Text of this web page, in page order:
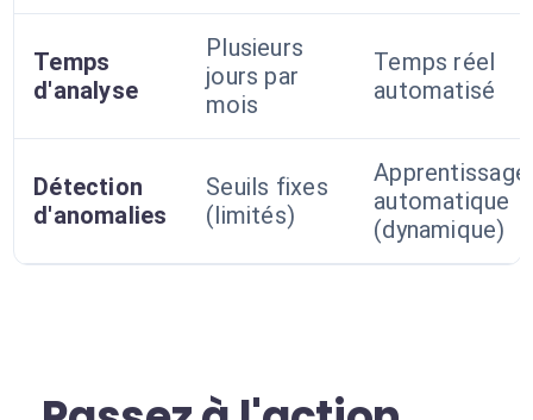
Temps
d'analyse
Plusieurs
jours par
mois
Temps réel
automatisé
Détection
d'anomalies
Seuils fixes
(limités)
Apprentissage
automatique
(dynamique)